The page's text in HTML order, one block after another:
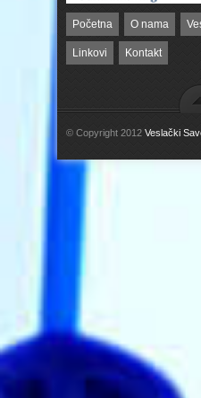
Početna O nama
Linkovi Kontakt
© Copyright 2012 Veslački